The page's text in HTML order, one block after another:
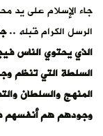
جاء الإسلام على يد
الرسل الكرام قبله ..
الذي يحتوي الناس
السلطة التي تنظم
المنهج والسلطان
وجودهم هم أنفسهم